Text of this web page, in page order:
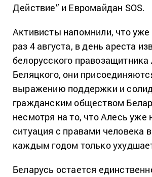
Действие” и Евромайдан SOS.
Активисты напомнили, что
раз 4 августа, в день ареста
белорусского правозащитника
Беляцкого, они
выражению поддержки и
гражданским обществом
несмотря на то, что Алесь уже
ситуация с правами человека
каждым годом только
Беларусь остается